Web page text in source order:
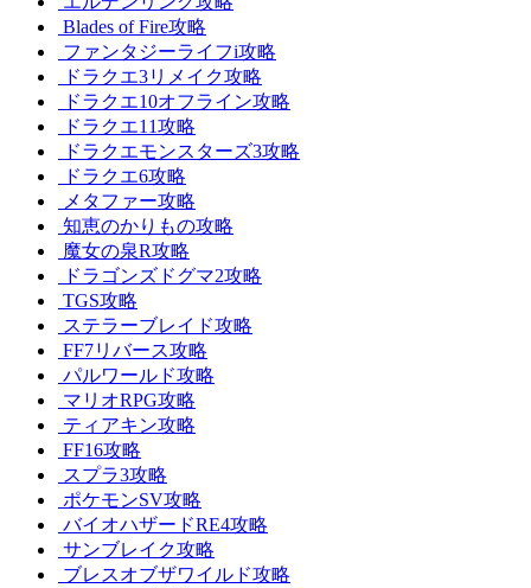
Blades of Fire攻略
ファンタジーライフi攻略
ドラクエ3リメイク攻略
ドラクエ10オフライン攻略
ドラクエ11攻略
ドラクエモンスターズ3攻略
ドラクエ6攻略
メタファー攻略
知恵のかりもの攻略
魔女の泉R攻略
ドラゴンズドグマ2攻略
TGS攻略
ステラーブレイド攻略
FF7リバース攻略
パルワールド攻略
マリオRPG攻略
ティアキン攻略
FF16攻略
スプラ3攻略
ポケモンSV攻略
バイオハザードRE4攻略
サンブレイク攻略
ブレスオブザワイルド攻略